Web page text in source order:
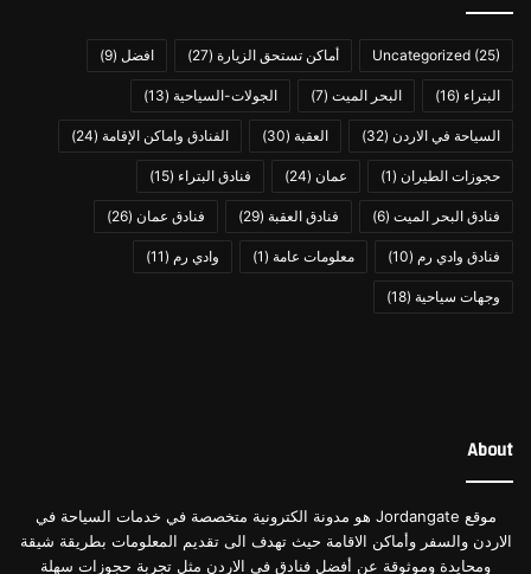
يسمح بتسجيل الوصول دون أية قيود على السن.
سنوات.
يحظر الفندق دخول الحيوانات الأليفة.
كما يحظر التدخين داخل الفندق.
يتيح الفندق الدفع عبر بطاقات الائتمان المختلفة أو الدفع نقداً
بشكل مباشر.
Uncategorized (25) أماكن تستحق الزيارة (27) افضل (9)
البتراء (16) البحر الميت (7) الجولات-السياحية (13)
السياحة في الاردن (32) العقبة (30) الفنادق واماكن الإقامة (24)
حجوزات الطيران (1) عمان (24) فنادق البتراء (15)
فنادق البحر الميت (6) فنادق العقبة (29) فنادق عمان (26)
فنادق وادي رم (10) معلومات عامة (1) وادي رم (11)
وجهات سياحية (18)
About
موقع Jordangate هو مدونة الكترونية متخصصة في خدمات السياحة في
الاردن والسفر وأماكن الاقامة حيث تهدف الى تقديم المعلومات بطريقة شيقة
ومحايدة وموثوقة عن أفضل فنادق في الاردن مثل تجربة حجوزات سهلة